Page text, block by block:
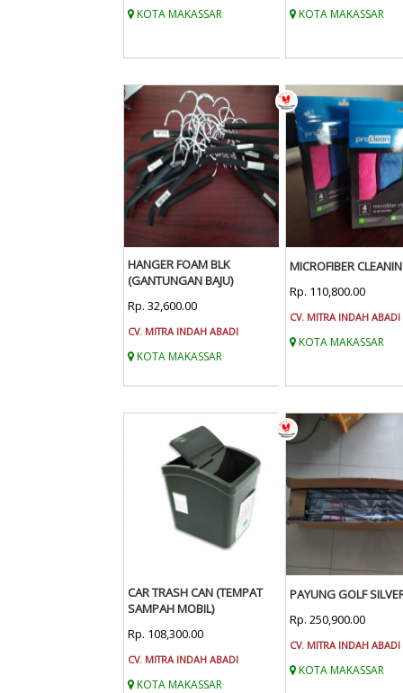
KOTA MAKASSAR KOTA MAKASSAR
HANGER FOAM BLK
(GANTUNGAN BAJU)
Rp. 32,600.00
CV. MITRA INDAH ABADI
KOTA MAKASSAR
MICROFIBER
Rp. 110,800.00
CV. MITRA INDAH ABADI
KOTA MAKASSAR
CAR TRASH CAN (TEMPAT
SAMPAH MOBIL)
Rp. 108,300.00
CV. MITRA INDAH ABADI
KOTA MAKASSAR
PAYUNG GOLF
Rp. 250,900.00
CV. MITRA INDAH ABADI
KOTA MAKASSAR